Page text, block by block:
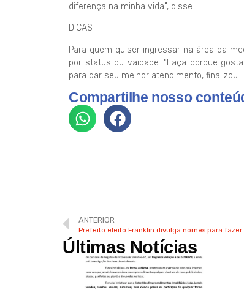
diferença na minha vida”, disse.
DICAS
Para quem quiser ingressar na área da
por status ou vaidade. “Faça porque
para dar seu melhor atendimento, finalizou.
Compartilhe nosso
ANTERIOR
Prefeito eleito Franklin divulga nomes para
Últimas Notícias